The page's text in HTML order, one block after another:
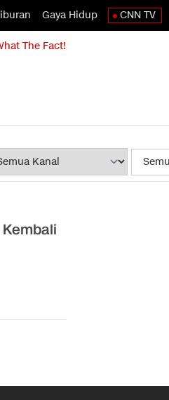
Gaya Hidup CNN TV
The Fact!